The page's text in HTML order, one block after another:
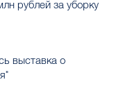
рублей за уборку
выставка о